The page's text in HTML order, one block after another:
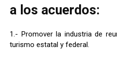
a los acuerdos:
1.- Promover la industria de
turismo estatal y federal.